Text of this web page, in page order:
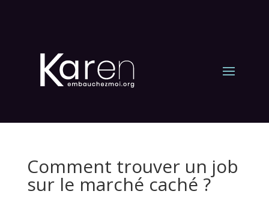
Comment trouver un job
sur le marché caché ?